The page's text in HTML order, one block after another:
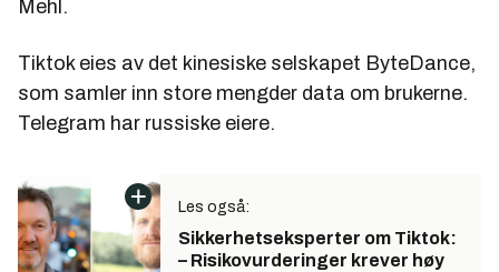
Mehl.
Tiktok eies av det kinesiske selskapet ByteDance,
som samler inn store mengder data om brukerne.
Telegram har russiske eiere.
Les også:
Sikkerhetseksperter om Tiktok:
– Risikovurderinger krever høy